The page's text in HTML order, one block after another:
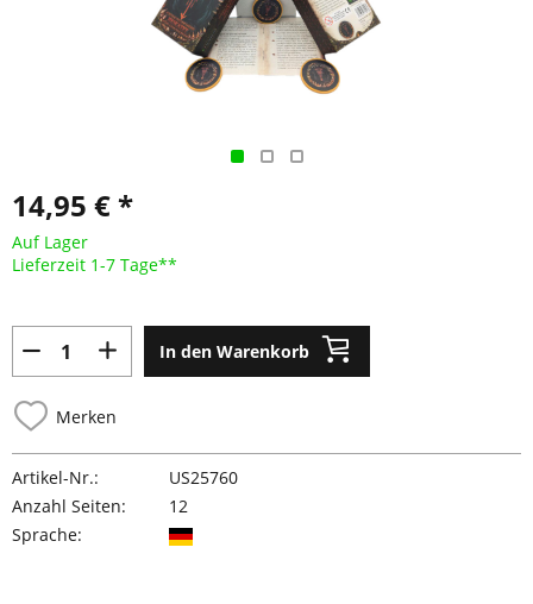
14,95 € *
Auf Lager
Lieferzeit 1-7 Tage**
In den Warenkorb
Merken
Artikel-Nr.:
US25760
Anzahl Seiten:
12
Sprache: